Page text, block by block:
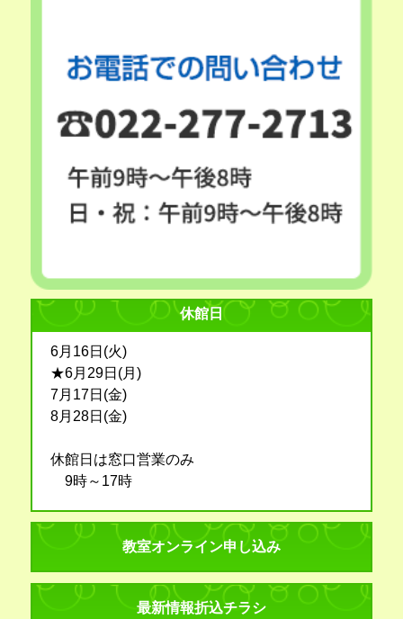
休館日
6月16日(火)
★6月29日(月)
7月17日(金)
8月28日(金)
休館日は窓口営業のみ
9時～17時
教室オンライン申し込み
最新情報折込チラシ